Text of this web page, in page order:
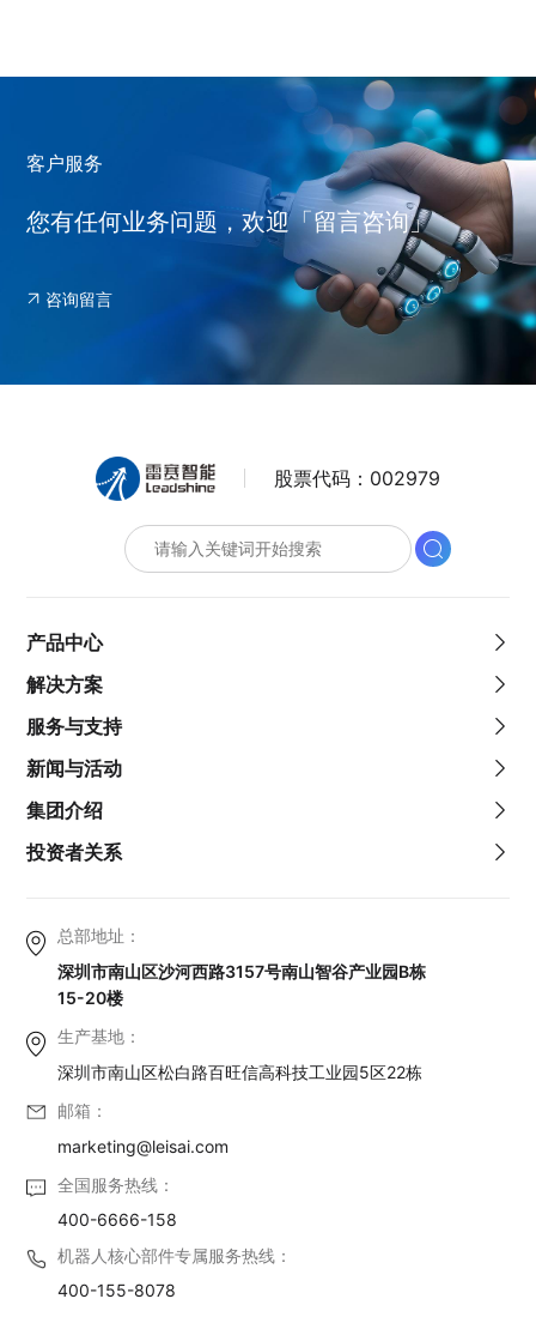
客户服务
您有任何业务问题，欢迎「留言咨询」
咨询留言
股票代码： 002979
总部地址：
深圳市南山区沙河西路3157号南山智谷产业园B栋
15-20楼
生产基地：
深圳市南山区松白路百旺信高科技工业园5区22栋
邮箱：
marketing@leisai.com
全国服务热线：
400-6666-158
机器人核心部件专属服务热线：
400-155-8078
产品中心
解决方案
服务与支持
新闻与活动
集团介绍
投资者关系